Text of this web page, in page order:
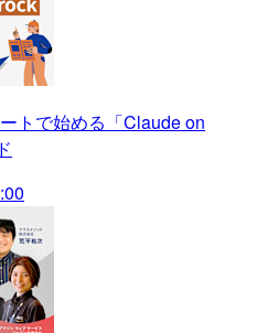
トで始める「Claude on